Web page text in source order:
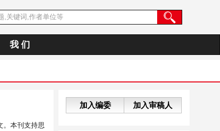
我 们
。本刊支持思
加入编委 加入审稿人